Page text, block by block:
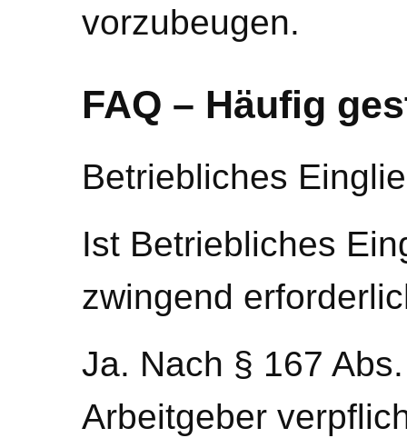
vorzubeugen.
FAQ – Häufig
Betriebliches
Ist Betriebliches
zwingend
Ja. Nach § 167
Arbeitgeber